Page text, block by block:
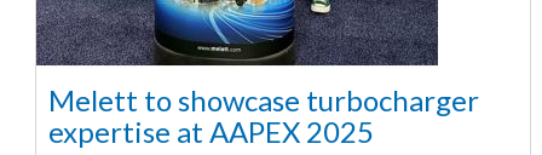
Melett to showcase turbocharger
expertise at AAPEX 2025